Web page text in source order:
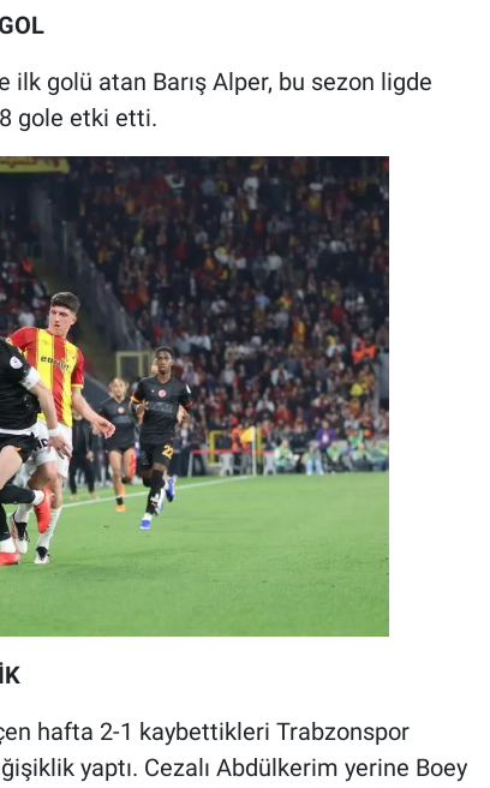
golü atan Barış Alper, bu sezon ligde
gole etki etti.
hafta 2-1 kaybettikleri Trabzonspor
yaptı. Cezalı Abdülkerim yerine Boey